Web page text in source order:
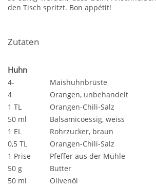
den Tisch spritzt. Bon appétit!
Zutaten
Huhn
4-
Maishuhnbrüste
4
Orangen, unbehandelt
1 TL
Orangen-Chili-Salz
50 ml
Balsamicoessig, weiss
1 EL
Rohrzucker, braun
0,5 TL
Orangen-Chili-Salz
1 Prise
Pfeffer aus der Mühle
50 g
Butter
50 ml
Olivenöl